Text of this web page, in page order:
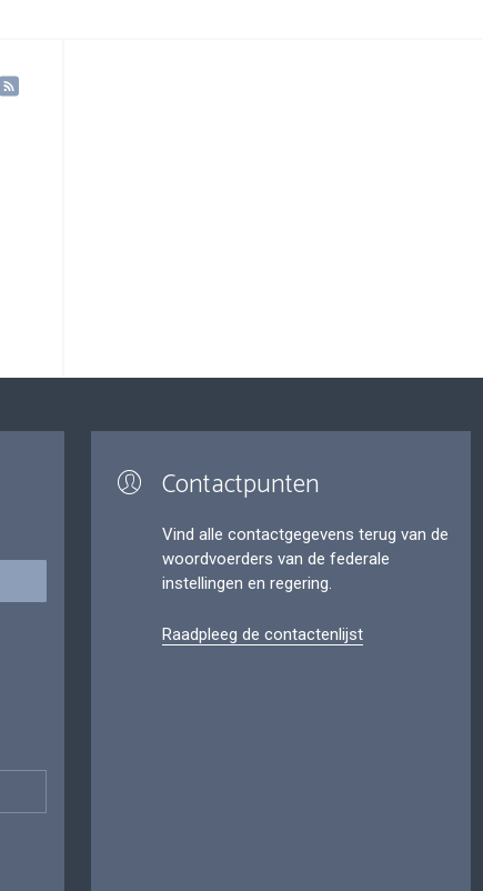
Contactpunten
Vind alle contactgegevens terug van de
woordvoerders van de federale
instellingen en regering.
Raadpleeg de contactenlijst